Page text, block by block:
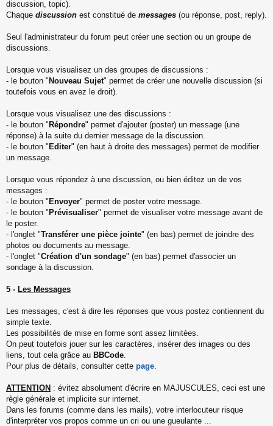
discussion, topic).
Chaque discussion est constitué de messages (ou réponse, post, reply).
Seul l'administrateur du forum peut créer une section ou un groupe de
discussions.
Lorsque vous visualisez un des groupes de discussions :
- le bouton "Nouveau Sujet" permet de créer une nouvelle discussion (si
toutefois vous en avez le droit).
Lorsque vous visualisez une des discussions :
- le bouton "Répondre" permet d'ajouter (poster) un message (une
réponse) à la suite du dernier message de la discussion.
- le bouton "Editer" (en haut à droite des messages) permet de modifier
un message.
Lorsque vous répondez à une discussion, ou bien éditez un de vos
messages :
- le bouton "Envoyer" permet de poster votre message.
- le bouton "Prévisualiser" permet de visualiser votre message avant de
le poster.
- l'onglet "Transférer une pièce jointe" (en bas) permet de joindre des
photos ou documents au message.
- l'onglet "Création d'un sondage" (en bas) permet d'associer un
sondage à la discussion.
5 - Les Messages
Les messages, c'est à dire les réponses que vous postez contiennent du
simple texte.
Les possibilités de mise en forme sont assez limitées.
On peut toutefois jouer sur les caractères, insérer des images ou des
liens, tout cela grâce au BBCode
Pour plus de détails, consulter cette page
ATTENTION : évitez absolument d'écrire en MAJUSCULES, ceci est une
règle générale et implicite sur internet.
Dans les forums (comme dans les mails), votre interlocuteur risque
d'interpréter vos propos comme un cri ou une gueulante ...